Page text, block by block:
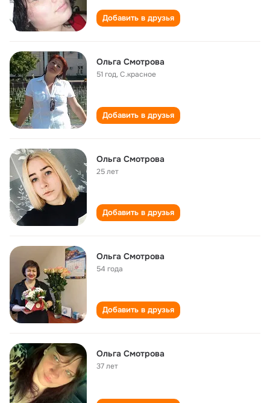
Добавить в друзья
Ольга Смотрова
51 год,С.красное
Добавить в друзья
Ольга Смотрова
25 лет
Добавить в друзья
Ольга Смотрова
54 года
Добавить в друзья
Ольга Смотрова
37 лет